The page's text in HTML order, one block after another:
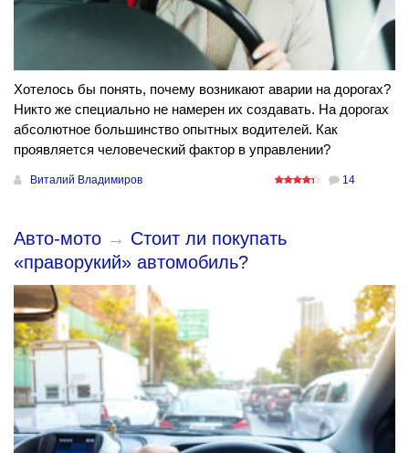
Хотелось бы понять, почему возникают аварии на дорогах?
Никто же специально не намерен их создавать. На дорогах
абсолютное большинство опытных водителей. Как
проявляется человеческий фактор в управлении?
Виталий Владимиров 14
Авто-мото → Стоит ли покупать
«праворукий» автомобиль?